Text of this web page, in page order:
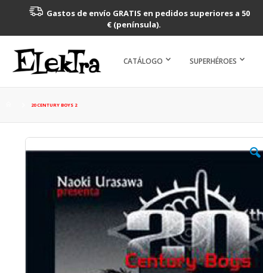
Gastos de envío GRATIS en pedidos superiores a 50
€ (península).
CATÁLOGO SUPERHÉROES
20 CENTURY BOYS 2
Saltar
al